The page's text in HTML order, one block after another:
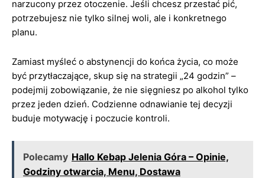
narzucony przez otoczenie. Jeśli chcesz przestać pić,
potrzebujesz nie tylko silnej woli, ale i konkretnego
planu.
Zamiast myśleć o abstynencji do końca życia, co może
być przytłaczające, skup się na strategii „24 godzin” –
podejmij zobowiązanie, że nie sięgniesz po alkohol tylko
przez jeden dzień. Codzienne odnawianie tej decyzji
buduje motywację i poczucie kontroli.
Polecamy Hallo Kebap Jelenia Góra – Opinie,
Godziny otwarcia, Menu, Dostawa